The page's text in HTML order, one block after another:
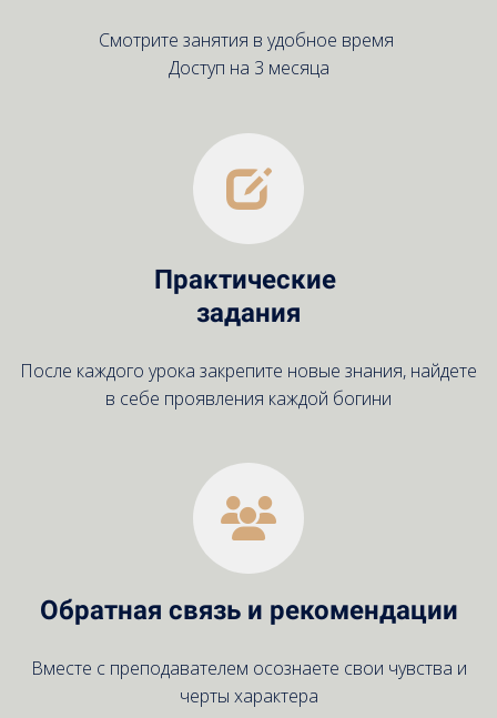
Смотрите занятия в удобное время
Доступ на 3 месяца
Практические
задания
После каждого урока закрепите новые знания, найдете
в себе проявления каждой богини
Обратная связь и рекомендации
Вместе с преподавателем осознаете свои чувства и
черты характера